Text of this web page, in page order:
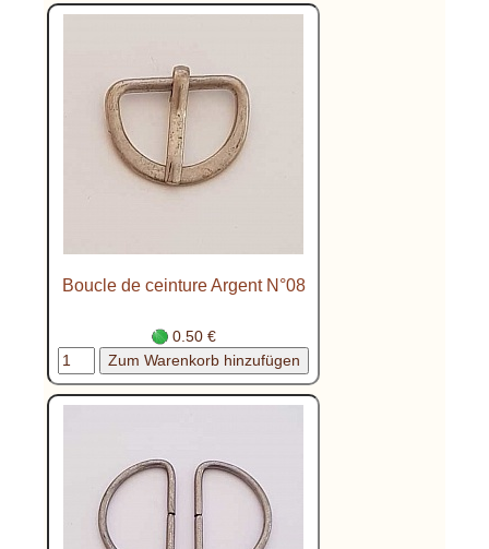
Boucle de ceinture Argent N°08
0.50 €